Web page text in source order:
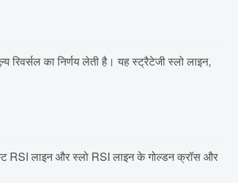
का निर्णय लेती है। यह स्ट्रैटेजी स्लो लाइन,
RSI लाइन और स्लो RSI लाइन के गोल्डन क्रॉस और